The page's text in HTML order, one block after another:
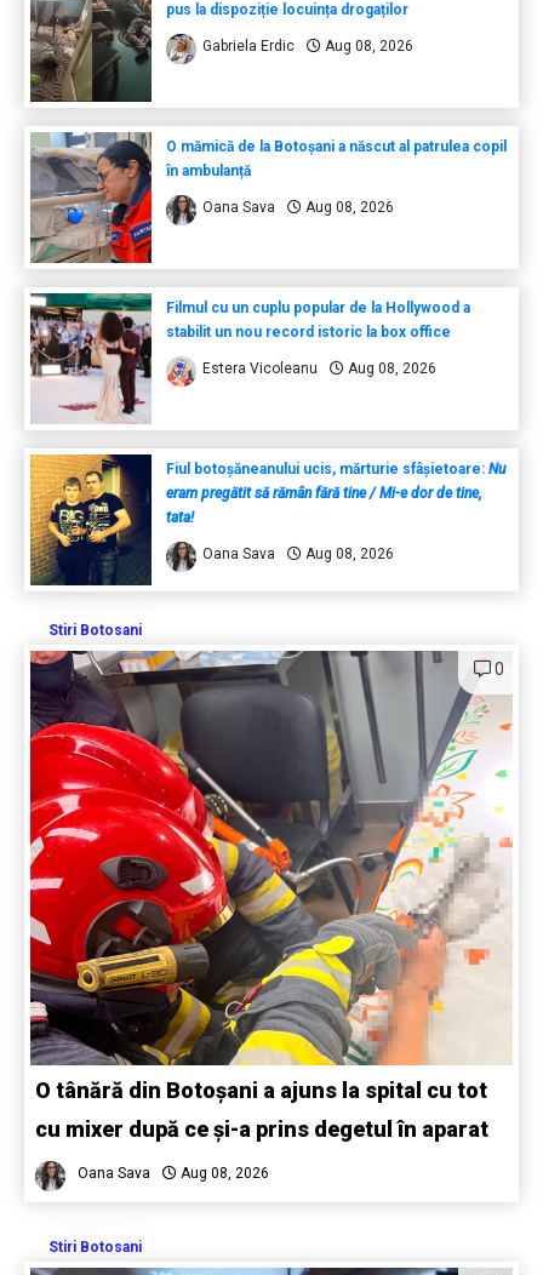
pus la dispoziție locuința drogaților
Gabriela Erdic Aug 08, 2026
O mămică de la Botoșani a născut al patrulea copil
în ambulanță
Oana Sava Aug 08, 2026
Filmul cu un cuplu popular de la Hollywood a
stabilit un nou record istoric la box office
Estera Vicoleanu Aug 08, 2026
Fiul botoșăneanului ucis, mărturie sfâșietoare: Nu
eram pregătit să rămân fără tine / Mi-e dor de tine,
tata!
Oana Sava Aug 08, 2026
Stiri Botosani
0
O tânără din Botoșani a ajuns la spital cu tot
cu mixer după ce și-a prins degetul în aparat
Oana Sava Aug 08, 2026
Stiri Botosani